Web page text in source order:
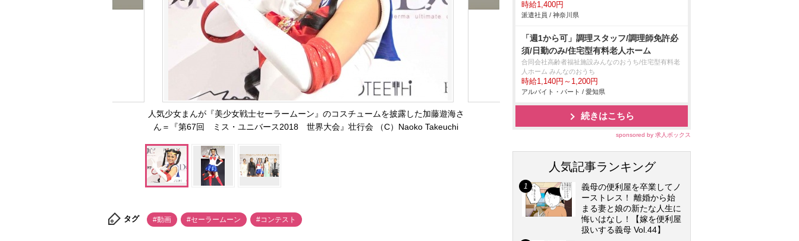
人気少女まんが『美少女戦士セーラームーン』のコスチュームを披露した加藤遊海さ
ん＝『第67回 ミス・ユニバース2018 世界大会』壮行会 （C）Naoko Takeuchi
タグ #動画 #セーラームーン #コンテスト
時給1,400円
派遣社員 / 神奈川県
「週1から可」調理スタッフ/調理師免許必
須/日勤のみ/住宅型有料老人ホーム
合同会社高齢者福祉施設みんなのおうち/住宅型有料老
人ホーム みんなのおうち
時給1,140円～1,200円
アルバイト・パート / 愛知県
続きはこちら
sponsored by 求人ボックス
人気記事ランキング
義母の便利屋を卒業してノ
ーストレス！ 離婚から始
まる妻と娘の新たな人生に
悔いはなし！【嫁を便利屋
扱いする義母 Vol.44】